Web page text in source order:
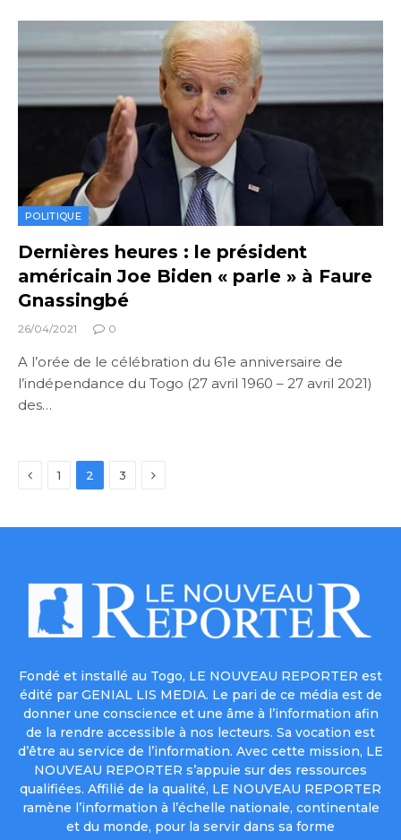
POLITIQUE
Dernières heures : le président
américain Joe Biden « parle » à Faure
Gnassingbé
26/04/2021 0
A l’orée de le célébration du 61e anniversaire de
l’indépendance du Togo (27 avril 1960 – 27 avril 2021)
des…
Previous
1 2 3 Next
Fondé et installé au Togo, LE NOUVEAU REPORTER est
édité par GENIAL LIS MEDIA. Le pari de ce média est de
donner une conscience et une âme à l’information afin
de la rendre accessible à nos lecteurs. Sa vocation est
d’être au service de l’information. Avec cette mission, LE
NOUVEAU REPORTER s’appuie sur des ressources
qualifiées. Affilié de la qualité, LE NOUVEAU REPORTER
ramène l’information à l’échelle nationale, continentale
et du monde, pour la servir dans sa forme